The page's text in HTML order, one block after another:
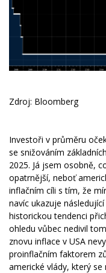
Zdroj: Bloomberg
Investoři v průměru
se snižováním
2025. Já jsem osobně,
opatrnější, neboť
inflačním cíli s tím, že
navíc ukazuje
historickou tendenci
ohledu vůbec nedivil
znovu inflace v USA
proinflačním faktorem
americké vlády, který se